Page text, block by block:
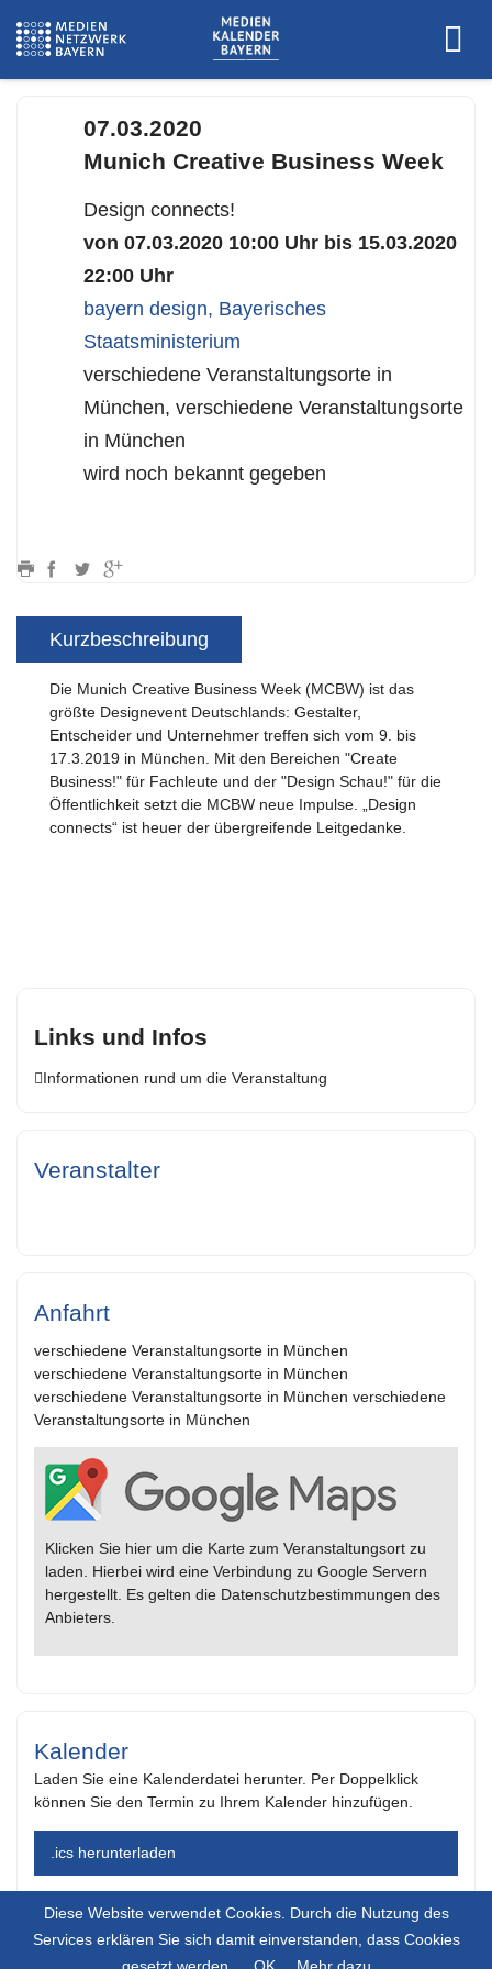
07.03.2020
Munich Creative Business Week
Design connects!
von 07.03.2020 10:00 Uhr bis 15.03.2020
22:00 Uhr
bayern design, Bayerisches
Staatsministerium
verschiedene Veranstaltungsorte in
München, verschiedene Veranstaltungsorte
in München
wird noch bekannt gegeben
Kurzbeschreibung
Die Munich Creative Business Week (MCBW) ist das
größte Designevent Deutschlands: Gestalter,
Entscheider und Unternehmer treffen sich vom 9. bis
17.3.2019 in München. Mit den Bereichen "Create
Business!" für Fachleute und der "Design Schau!" für die
Öffentlichkeit setzt die MCBW neue Impulse. „Design
connects“ ist heuer der übergreifende Leitgedanke.
Links und Infos
Informationen rund um die Veranstaltung
Veranstalter
Anfahrt
verschiedene Veranstaltungsorte in München
verschiedene Veranstaltungsorte in München
verschiedene Veranstaltungsorte in München verschiedene
Veranstaltungsorte in München
Klicken Sie hier um die Karte zum Veranstaltungsort zu
laden. Hierbei wird eine Verbindung zu Google Servern
hergestellt. Es gelten die Datenschutzbestimmungen des
Anbieters.
Kalender
Laden Sie eine Kalenderdatei herunter. Per Doppelklick
können Sie den Termin zu Ihrem Kalender hinzufügen.
.ics herunterladen
Diese Website verwendet Cookies. Durch die Nutzung des
Services erklären Sie sich damit einverstanden, dass Cookies